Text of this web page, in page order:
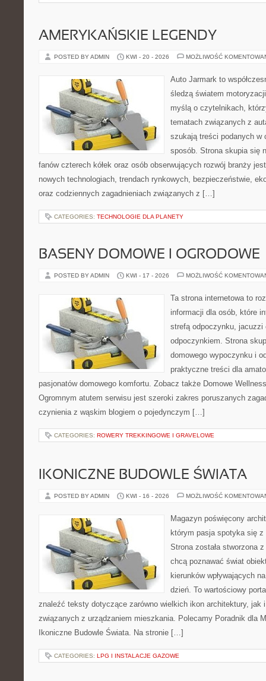
AMERYKAŃSKIE LEGENDY
POSTED BY ADMIN KWI - 20 - 2026 MOŻLIWOŚĆ
Auto Jarmark to
śledzą światem
myślą o czytelnikach,
tematach związanych z
szukają treści podanych w
sposób. Strona skupia się
fanów czterech kółek oraz osób obserwujących rozwój branży
nowych technologiach, trendach rynkowych, bezpieczeństwie,
oraz codziennych zagadnieniach związanych z […]
CATEGORIES: TECHNOLOGIE DLA PLANETY
BASENY DOMOWE I OGRODOWE
POSTED BY ADMIN KWI - 17 - 2026 MOŻLIWOŚĆ
Ta strona internetowa to
informacji dla osób, które
strefą odpoczynku, jacuzzi
odpoczynkiem. Strona
domowego wypoczynku i
praktyczne treści dla
pasjonatów domowego komfortu. Zobacz także Domowe
Ogromnym atutem serwisu jest szeroki zakres poruszanych
czynienia z wąskim blogiem o pojedynczym […]
CATEGORIES: ROWERY TREKKINGOWE I GRAVELOWE
IKONICZNE BUDOWLE ŚWIATA
POSTED BY ADMIN KWI - 16 - 2026 MOŻLIWOŚĆ
Magazyn poświęcony
którym pasja spotyka się
Strona została stworzona
chcą poznawać świat
kierunków wpływających
dzień. To wartościowy
znaleźć teksty dotyczące zarówno wielkich ikon architektury, jak
związanych z urządzaniem mieszkania. Polecamy Poradnik dla
Ikoniczne Budowle Świata. Na stronie […]
CATEGORIES: LPG I INSTALACJE GAZOWE